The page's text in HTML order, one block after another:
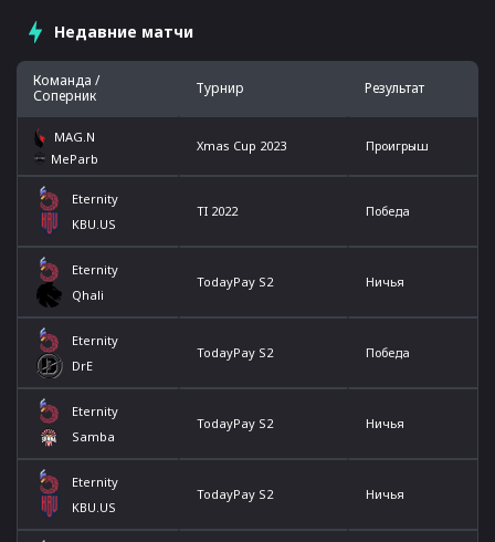
Недавние матчи
Команда /
Соперник
Турнир Результат
MAG.N
MeParb
Xmas Cup 2023 Проигрыш
Eternity
KBU.US
TI 2022 Победа
Eternity
Qhali
TodayPay S2 Ничья
Eternity
DrE
TodayPay S2 Победа
Eternity
Samba
TodayPay S2 Ничья
Eternity
KBU.US
TodayPay S2 Ничья